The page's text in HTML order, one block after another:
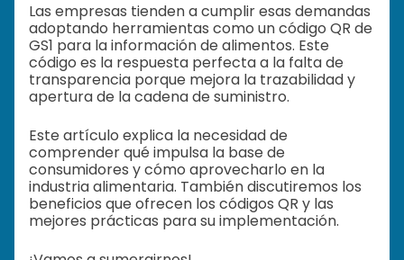
Las empresas tienden a cumplir esas demandas
adoptando herramientas como un código QR de
GS1 para la información de alimentos. Este
código es la respuesta perfecta a la falta de
transparencia porque mejora la trazabilidad y
apertura de la cadena de suministro.
Este artículo explica la necesidad de
comprender qué impulsa la base de
consumidores y cómo aprovecharlo en la
industria alimentaria. También discutiremos los
beneficios que ofrecen los códigos QR y las
mejores prácticas para su implementación.